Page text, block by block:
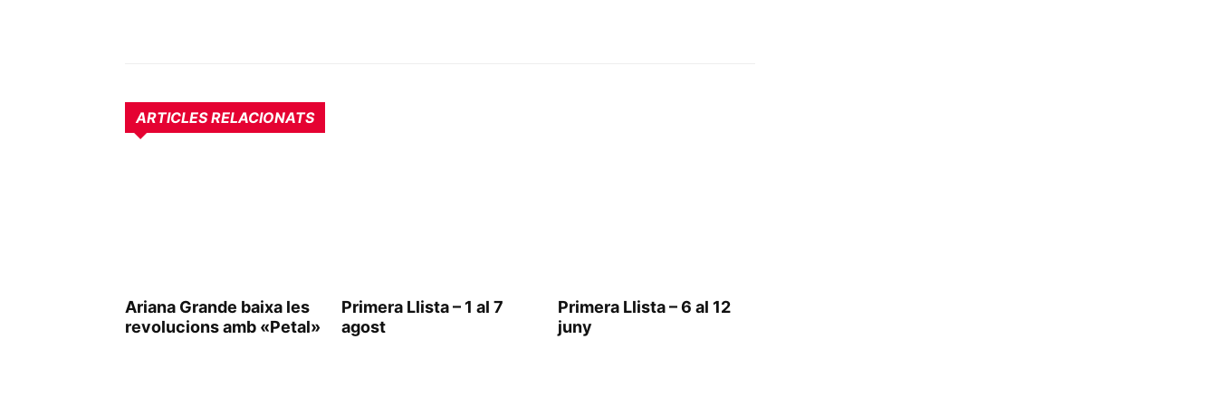
ARTICLES RELACIONATS
Ariana Grande baixa les
revolucions amb «Petal»
Primera Llista – 1 al 7
agost
Primera Llista – 6 al 12
juny